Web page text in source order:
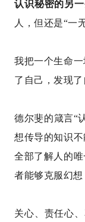
认识秘密的另
人，但还是“一
我把一个生命
了自己，发现
德尔斐的箴言“
想传导的知识
全部了解人的
者能够克服幻
关心、责任心